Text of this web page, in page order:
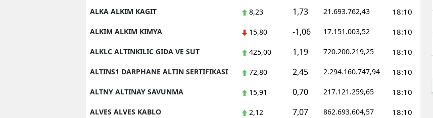
Sinop
Sivas
Tekirdağ
Tokat
Trabzon
ALKA ALKIM KAGIT 8,23 1,73 21.693.762,43 18:10
ALKIM ALKIM KIMYA 15,80 -1,06 17.151.003,52 18:10
ALKLC ALTINKILIC GIDA VE SUT 425,00 1,19 720.200.219,25 18:10
ALTINS1 DARPHANE ALTIN SERTIFIKASI 72,80 2,45 2.294.160.747,94 18:10
ALTNY ALTINAY SAVUNMA 15,91 0,70 217.121.259,65 18:10
ALVES ALVES KABLO 2,12 7,07 862.693.604,57 18:10